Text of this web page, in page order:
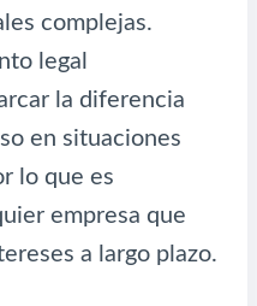
complejas.
legal
la diferencia
en situaciones
lo que es
empresa que
a largo plazo.